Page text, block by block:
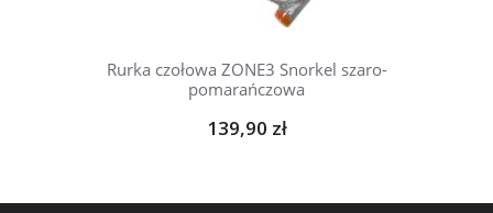
Rurka czołowa ZONE3 Snorkel szaro-
pomarańczowa
139,90 zł